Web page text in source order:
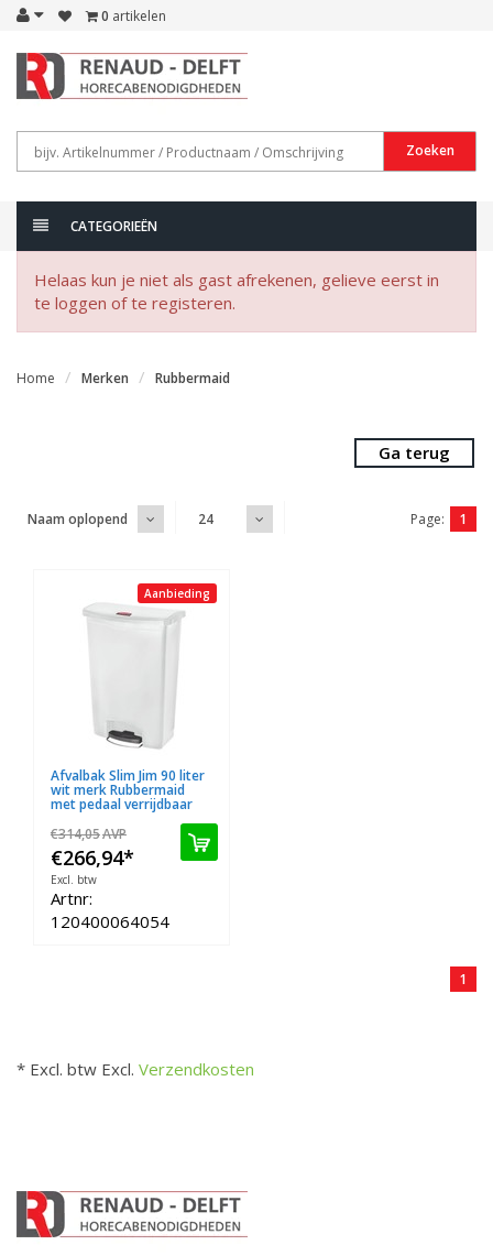
0 artikelen
Zoeken
CATEGORIEËN
Helaas kun je niet als gast afrekenen, gelieve eerst in
te loggen of te registeren.
Home Merken Rubbermaid
Ga terug
Naam oplopend 24 Page: 1
Aanbieding
Afvalbak Slim Jim 90 liter
wit merk Rubbermaid
met pedaal verrijdbaar
€314,05AVP
€266,94*
Excl. btw
Artnr:
120400064054
1
* Excl. btw Excl. Verzendkosten